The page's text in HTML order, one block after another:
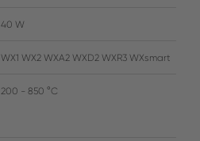
40 W
WX1 WX2 WXA2 WXD2 WXR3 WXsmart
200 - 850 °C